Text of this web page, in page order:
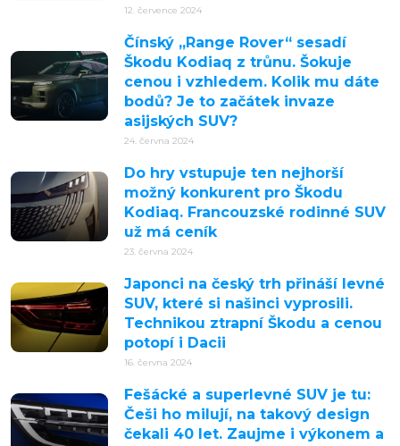
12. července 2024
Čínský „Range Rover“ sesadí
Škodu Kodiaq z trůnu. Šokuje
cenou i vzhledem. Kolik mu dáte
bodů? Je to začátek invaze
asijských SUV?
24. června 2024
Do hry vstupuje ten nejhorší
možný konkurent pro Škodu
Kodiaq. Francouzské rodinné SUV
už má ceník
23. června 2024
Japonci na český trh přináší levné
SUV, které si našinci vyprosili.
Technikou ztrapní Škodu a cenou
potopí i Dacii
16. června 2024
Fešácké a superlevné SUV je tu:
Češi ho milují, na takový design
čekali 40 let. Zaujme i výkonem a